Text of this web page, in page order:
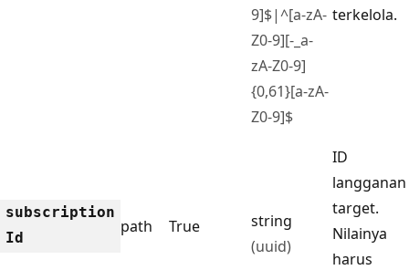
9]$|^[a-zA-
Z0-9][-_a-
zA-Z0-9]
{0,61}[a-zA-
Z0-9]$
terkelola.
subscription
Id
path True
string
(uuid)
ID
langganan
target.
Nilainya
harus